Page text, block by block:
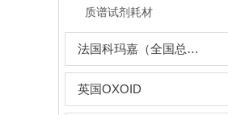
质谱试剂耗材
法国科玛嘉（全国总代理）
英国OXOID